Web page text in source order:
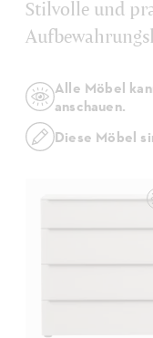
Stilvolle und
Alle Möbel
anschauen.
Diese Möbel